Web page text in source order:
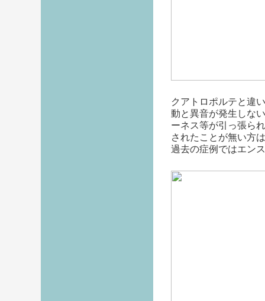
クアトロポルテと違
動と異音が発生しな
ーネス等が引っ張ら
されたことが無い方
過去の症例ではエン